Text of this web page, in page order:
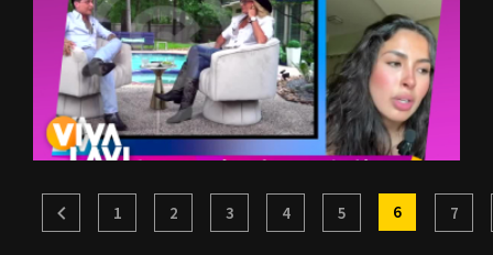
1 2 3 4 5 6 7